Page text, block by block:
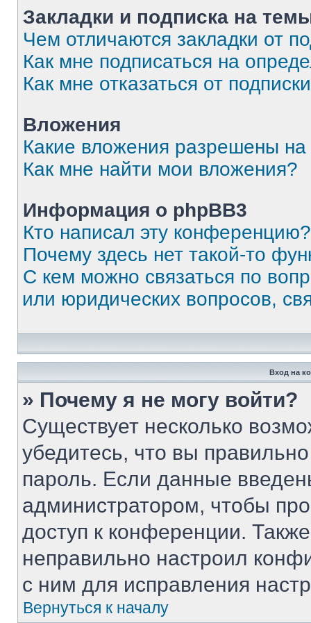
Закладки и подписка на
Чем отличаются закладки от
Как мне подписаться на
Как мне отказаться от
Вложения
Какие вложения разрешены
Как мне найти мои вложения?
Информация о phpBB3
Кто написал эту конференцию?
Почему здесь нет такой-то
С кем можно связаться по
или юридических вопросов,
Вход на
» Почему я не могу войти?
Существует несколько
убедитесь, что вы
пароль. Если данные
администратором, чтобы
доступ к конференции.
неправильно настроил
с ним для исправления
Вернуться к началу